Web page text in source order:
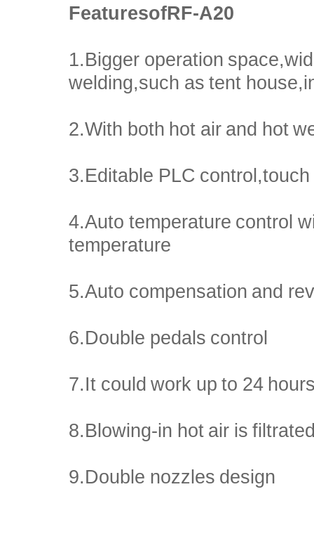
FeaturesofRF-A20
1.Bigger operation
welding,such as tent
2.With both hot air and hot
3.Editable PLC
4.Auto temperature control
temperature
5.Auto compensation and
6.Double pedals control
7.It could work up to 24
8.Blowing-in hot air is
9.Double nozzles design